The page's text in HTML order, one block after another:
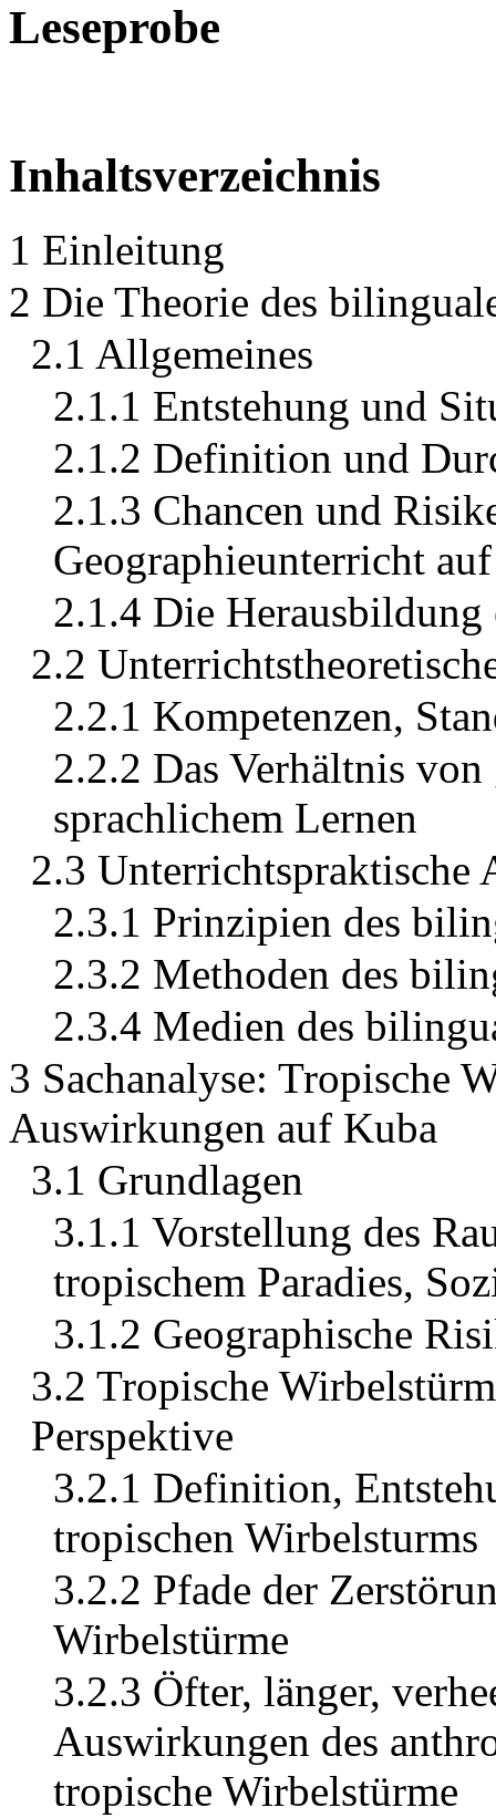
Leseprobe
Inhaltsverzeichnis
1 Einleitung
2 Die Theorie des
2.1 Allgemeines
2.1.1 Entstehung und
2.1.2 Definition und
2.1.3 Chancen und
Geographieunterricht
2.1.4 Die
2.2
2.2.1 Kompetenzen,
2.2.2 Das Verhältnis
sprachlichem Lernen
2.3 Unterrichtspraktische
2.3.1 Prinzipien des
2.3.2 Methoden des
2.3.4 Medien des
3 Sachanalyse: Tropische
Auswirkungen auf Kuba
3.1 Grundlagen
3.1.1 Vorstellung des
tropischem Paradies,
3.1.2 Geographische
3.2 Tropische
Perspektive
3.2.1 Definition,
tropischen Wirbelsturms
3.2.2 Pfade der
Wirbelstürme
3.2.3 Öfter, länger,
Auswirkungen des
tropische Wirbelstürme